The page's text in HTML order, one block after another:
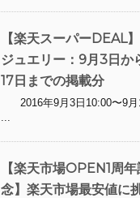
【楽天スーパーDEAL】
ジュエリー：9月3日か
17日までの掲載分
2016年9月3日10:00〜9月
...
【楽天市場OPEN1周年
念】楽天市場最安値に